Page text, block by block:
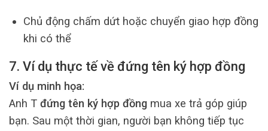
Chủ động chấm dứt hoặc chuyển giao hợp đồng
khi có thể
7. Ví dụ thực tế về đứng tên ký hợp đồng
Ví dụ minh họa:
Anh T đứng tên ký hợp đồng mua xe trả góp giúp
bạn. Sau một thời gian, người bạn không tiếp tục